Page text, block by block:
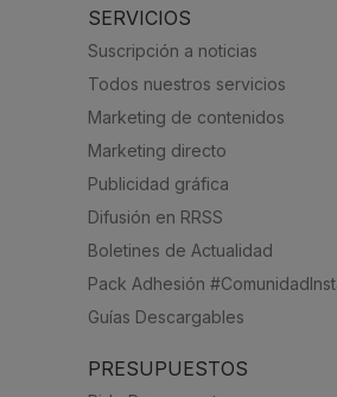
SERVICIOS
Suscripción a noticias
Todos nuestros servicios
Marketing de contenidos
Marketing directo
Publicidad gráfica
Difusión en RRSS
Boletines de Actualidad
Pack Adhesión
Guías Descargables
PRESUPUESTOS